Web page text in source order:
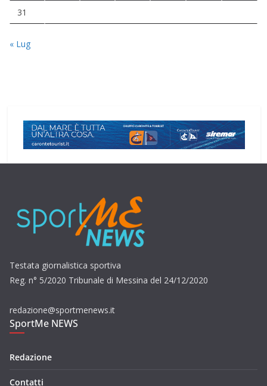
31
« Lug
Testata giornalistica sportiva
Reg. n° 5/2020 Tribunale di Messina del 24/12/2020
redazione@sportmenews.it
SportMe NEWS
Redazione
Contatti